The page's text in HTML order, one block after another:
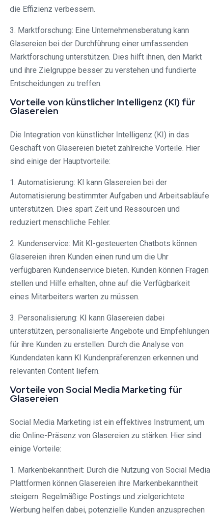
die Effizienz verbessern.
3. Marktforschung: Eine Unternehmensberatung kann
Glasereien bei der Durchführung einer umfassenden
Marktforschung unterstützen. Dies hilft ihnen, den Markt
und ihre Zielgruppe besser zu verstehen und fundierte
Entscheidungen zu treffen.
Vorteile von künstlicher Intelligenz (KI) für
Glasereien
Die Integration von künstlicher Intelligenz (KI) in das
Geschäft von Glasereien bietet zahlreiche Vorteile. Hier
sind einige der Hauptvorteile:
1. Automatisierung: KI kann Glasereien bei der
Automatisierung bestimmter Aufgaben und Arbeitsabläufe
unterstützen. Dies spart Zeit und Ressourcen und
reduziert menschliche Fehler.
2. Kundenservice: Mit KI-gesteuerten Chatbots können
Glasereien ihren Kunden einen rund um die Uhr
verfügbaren Kundenservice bieten. Kunden können Fragen
stellen und Hilfe erhalten, ohne auf die Verfügbarkeit
eines Mitarbeiters warten zu müssen.
3. Personalisierung: KI kann Glasereien dabei
unterstützen, personalisierte Angebote und Empfehlungen
für ihre Kunden zu erstellen. Durch die Analyse von
Kundendaten kann KI Kundenpräferenzen erkennen und
relevanten Content liefern.
Vorteile von Social Media Marketing für
Glasereien
Social Media Marketing ist ein effektives Instrument, um
die Online-Präsenz von Glasereien zu stärken. Hier sind
einige Vorteile:
1. Markenbekanntheit: Durch die Nutzung von Social Media
Plattformen können Glasereien ihre Markenbekanntheit
steigern. Regelmäßige Postings und zielgerichtete
Werbung helfen dabei, potenzielle Kunden anzusprechen